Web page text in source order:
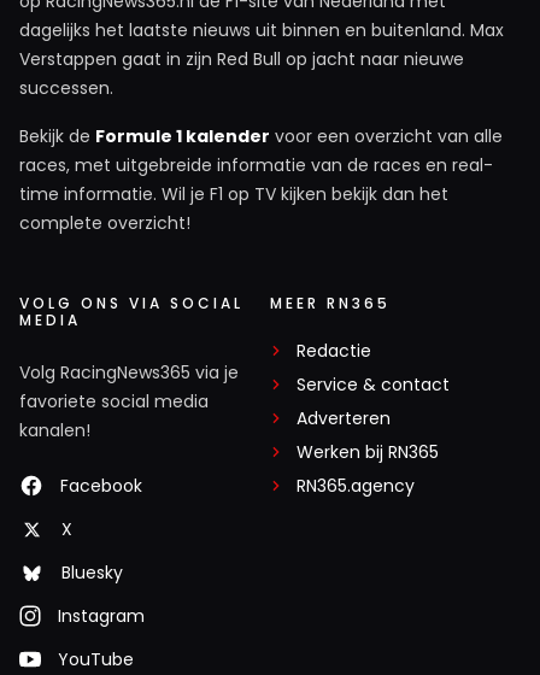
dagelijks het laatste nieuws uit binnen en buitenland. Max
Verstappen gaat in zijn Red Bull op jacht naar nieuwe
successen.
Bekijk de Formule 1 kalender voor een overzicht van alle
races, met uitgebreide informatie van de races en real-
time informatie. Wil je F1 op TV kijken bekijk dan het
complete overzicht!
VOLG ONS VIA SOCIAL
MEDIA
Volg RacingNews365 via je
favoriete social media
kanalen!
Facebook
X
Bluesky
Instagram
YouTube
MEER RN365
Redactie
Service & contact
Adverteren
Werken bij RN365
RN365.agency